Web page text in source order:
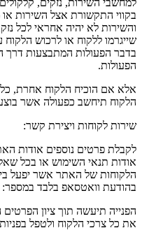
בקווי התקשורת אצל השירות
והשירות לא יהיה אחראי לכל נזק
שייגרמו ללקוח או לרכוש
בדבר הפעולות המתבצעות דרך
הפעולות.
אלא אם הוכיח הלקוח אחרת,
הלקוח תיחשב כפעולה אשר
שירות לקוחות ויצירת קשר:
לקבלת פרטים נוספים אודות
אודות תנאי השימוש או בכל
הלקוחות של האתר אשר יפעל
בהודעת וואטסאפ בלבד במספר: 050-4655265
הפנייה תיעשה תוך ציון
את כל צרכי הלקוח ולטפל